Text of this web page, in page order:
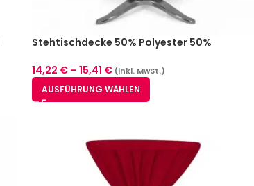
Stehtischdecke 50% Polyester 50%
14,22 € – 15,41 € (inkl. MwSt.)
AUSFÜHRUNG WÄHLEN